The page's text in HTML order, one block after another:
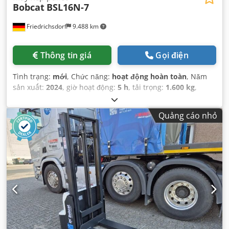
Friedrichsdorf 9.488 km
Bobcat BSL16N-7
Thông tin giá Gọi điện
Tình trạng: mới, Chức năng: hoạt động hoàn toàn, Năm
sản xuất: 2024, giờ hoạt động: 5 h, tải trọng: 1.600 kg,
, nâng tự do:
nhiên liệu:điện, loại cột:triplex, chiều cao xây dựng:2.008
mm, chiều dài càng:1.150 mm
, trọng lượng không tải:
1.340 kg, tổng chiều dài:1.964 mm
, loại truyền động:
Elektro, chiều rộng xây dựng:820 mm,
Quảng cáo nhỏ